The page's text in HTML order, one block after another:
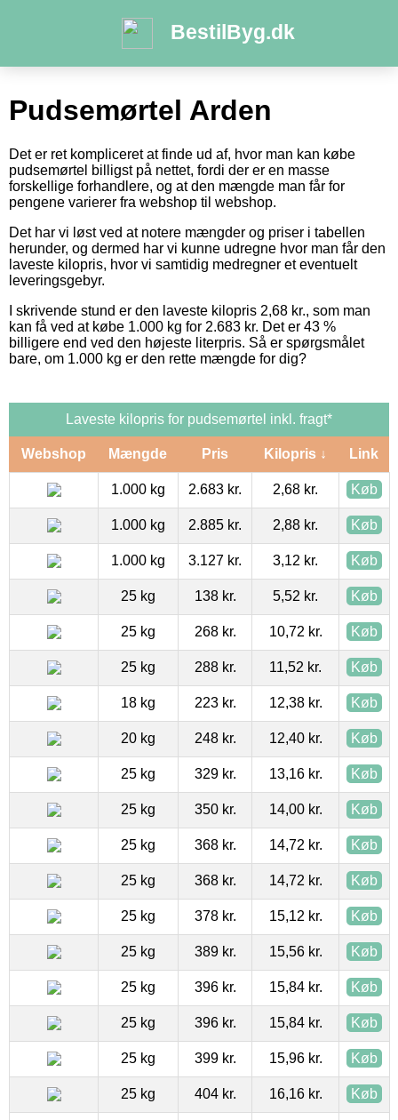
BestilByg.dk
Pudsemørtel Arden
Det er ret kompliceret at finde ud af, hvor man kan købe
pudsemørtel billigst på nettet, fordi der er en masse
forskellige forhandlere, og at den mængde man får for
pengene varierer fra webshop til webshop.
Det har vi løst ved at notere mængder og priser i tabellen
herunder, og dermed har vi kunne udregne hvor man får den
laveste kilopris, hvor vi samtidig medregner et eventuelt
leveringsgebyr.
I skrivende stund er den laveste kilopris 2,68 kr., som man
kan få ved at købe 1.000 kg for 2.683 kr. Det er 43 %
billigere end ved den højeste literpris. Så er spørgsmålet
bare, om 1.000 kg er den rette mængde for dig?
Laveste kilopris for pudsemørtel inkl. fragt*
Webshop Mængde Pris Kilopris ↓ Link
1.000 kg 2.683 kr. 2,68 kr. Køb
1.000 kg 2.885 kr. 2,88 kr. Køb
1.000 kg 3.127 kr. 3,12 kr. Køb
25 kg 138 kr. 5,52 kr. Køb
25 kg 268 kr. 10,72 kr. Køb
25 kg 288 kr. 11,52 kr. Køb
18 kg 223 kr. 12,38 kr. Køb
20 kg 248 kr. 12,40 kr. Køb
25 kg 329 kr. 13,16 kr. Køb
25 kg 350 kr. 14,00 kr. Køb
25 kg 368 kr. 14,72 kr. Køb
25 kg 368 kr. 14,72 kr. Køb
25 kg 378 kr. 15,12 kr. Køb
25 kg 389 kr. 15,56 kr. Køb
25 kg 396 kr. 15,84 kr. Køb
25 kg 396 kr. 15,84 kr. Køb
25 kg 399 kr. 15,96 kr. Køb
25 kg 404 kr. 16,16 kr. Køb